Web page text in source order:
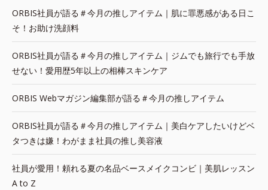
ORBIS社員が語る＃今月の推しアイテム｜肌に罪悪感がある日こ
そ！お助け洗顔料
ORBIS社員が語る＃今月の推しアイテム｜ジムでも旅行でも手放
せない！愛用歴5年以上の相棒スキンケア
ORBIS Webマガジン編集部が語る＃今月の推しアイテム
ORBIS社員が語る＃今月の推しアイテム｜美白ケアしたいけどベ
タつきは嫌！わがまま社員の推し美容液
社員が愛用！頼れる夏の名品ベースメイクコンビ｜美肌レッスン
A to Z